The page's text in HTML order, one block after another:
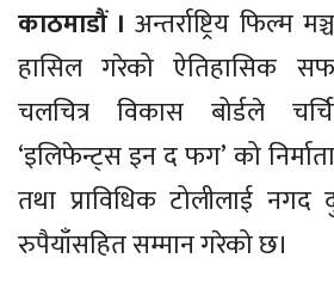
काठमाडौं । अन्तर्राष्ट्रिय फिल्म
हासिल गरेको ऐतिहासिक
चलचित्र विकास बोर्डले
‘इलिफेन्ट्स इन द फग’ को
तथा प्राविधिक टोलीलाई
रुपैयाँसहित सम्मान गरेको छ।